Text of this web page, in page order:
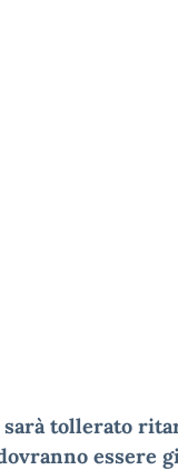
sarà tollerato
essere